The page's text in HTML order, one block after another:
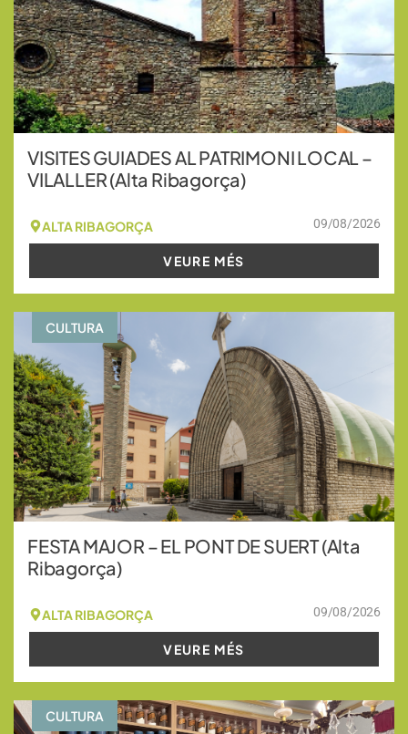
VISITES GUIADES AL PATRIMONI LOCAL –
VILALLER (Alta Ribagorça)
ALTA RIBAGORÇA 09/08/2026
VEURE MÉS
CULTURA
FESTA MAJOR – EL PONT DE SUERT (Alta
Ribagorça)
ALTA RIBAGORÇA 09/08/2026
VEURE MÉS
CULTURA